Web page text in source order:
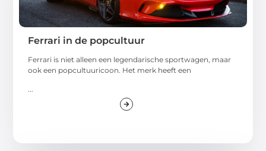
Ferrari in de popcultuur
Ferrari is niet alleen een legendarische sportwagen, maar
ook een popcultuuricoon. Het merk heeft een